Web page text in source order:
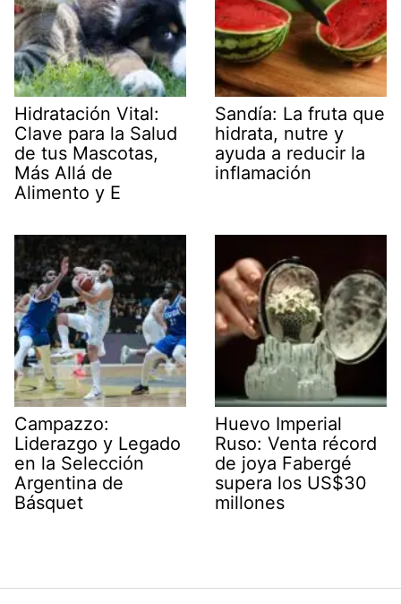
Hidratación Vital:
Clave para la Salud
de tus Mascotas,
Más Allá de
Alimento y E
Sandía: La fruta que
hidrata, nutre y
ayuda a reducir la
inflamación
Campazzo:
Liderazgo y Legado
en la Selección
Argentina de
Básquet
Huevo Imperial
Ruso: Venta récord
de joya Fabergé
supera los US$30
millones